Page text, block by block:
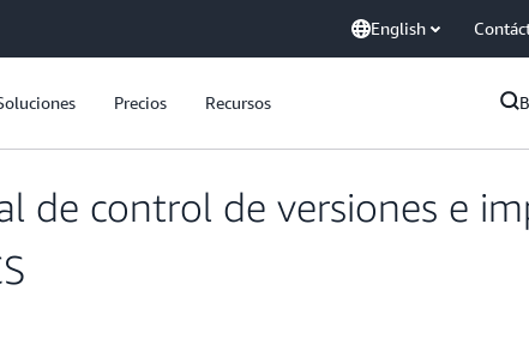
English
Precios Recursos
de control de versiones e